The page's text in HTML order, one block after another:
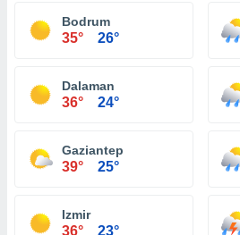
Bodrum
35° 26°
Dalaman
36° 24°
Gaziantep
39° 25°
Izmir
36° 23°